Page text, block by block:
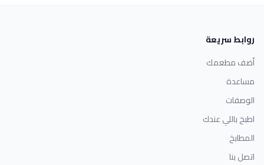
روابط سريعة
أضف مطعمك
مساعدة
الوصفات
اطبخ باللي عندك
المطابخ
اتصل بنا